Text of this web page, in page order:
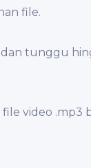
file.
tunggu
video .mp3